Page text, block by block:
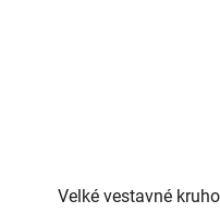
Velké vestavné